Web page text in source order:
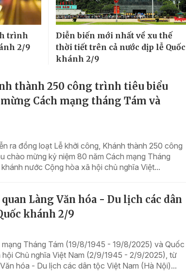
trình
2/9
Diễn biến mới nhất về xu thế
thời tiết trên cả nước dịp lễ Quốc
khánh 2/9
thành 250 công trình tiêu biểu
Cách mạng tháng Tám và
ra đồng loạt Lễ khởi công, Khánh thành 250 công
chào mừng kỷ niệm 80 năm Cách mạng Tháng
nước Cộng hòa xã hội chủ nghĩa Việt...
Làng Văn hóa - Du lịch các dân
khánh 2/9
Tháng Tám (19/8/1945 - 19/8/2025) và Quốc
hội Chủ nghĩa Việt Nam (2/9/1945 - 2/9/2025), từ
hóa - Du lịch các dân tộc Việt Nam (Hà Nội)...